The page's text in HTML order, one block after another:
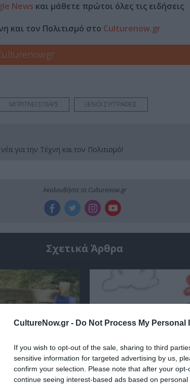
CultureNow.gr - Do Not Process My Personal
If you wish to opt-out of the sale, sharing to third
sensitive information for targeted advertising by us,
confirm your selection. Please note that after your
continue seeing interest-based ads based on
News και μάθετε πρώτοι όλες τις ειδήσεις
και τον Πολιτισμό στο Culturenow.gr
ΜΠΡΙΤΝΕΪ ΣΠΙΑΡΣ ΞΕΝΟΙ ΣΥΓΓΡΑΦΕΙΣ
για την Τέχνη και τον Πολιτισμό!
Ακολουθήστε το Culturenow.gr
Σχετικά Άρθρα